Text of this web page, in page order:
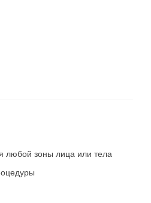
любой зоны лица или тела